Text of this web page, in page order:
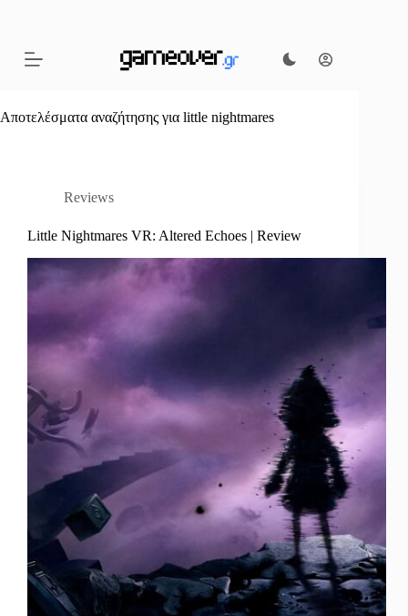
Αποτελέσματα αναζήτησης για little nightmares
Reviews
Little Nightmares VR: Altered Echoes | Review